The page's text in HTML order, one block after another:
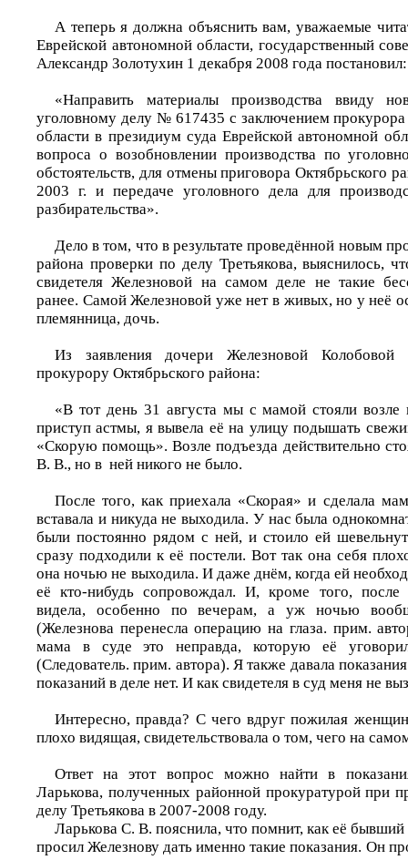
А теперь я должна объяснить вам, уважаемые
Еврейской автономной области, государственный
Александр Золотухин 1 декабря 2008 года постановил:
«Направить материалы производства ввиду
уголовному делу № 617435 с заключением
области в президиум суда Еврейской автономной
вопроса о возобновлении производства по
обстоятельств, для отмены приговора Октябрьского
2003 г. и передаче уголовного дела для
разбирательства».
Дело в том, что в результате проведённой новым
района проверки по делу Третьякова, выяснилось,
свидетеля Железновой на самом деле не такие
ранее. Самой Железновой уже нет в живых, но у неё
племянница, дочь.
Из заявления дочери Железновой Колобовой
прокурору Октябрьского района:
«В тот день 31 августа мы с мамой стояли
приступ астмы, я вывела её на улицу подышать
«Скорую помощь». Возле подъезда действительно
В. В., но в ней никого не было.
После того, как приехала «Скорая» и сделала
вставала и никуда не выходила. У нас была
были постоянно рядом с ней, и стоило ей
сразу подходили к её постели. Вот так она себя
она ночью не выходила. И даже днём, когда ей
её кто-нибудь сопровождал. И, кроме того,
видела, особенно по вечерам, а уж ночью
(Железнова перенесла операцию на глаза. прим.
мама в суде это неправда, которую её
(Следователь. прим. автора). Я также давала
показаний в деле нет. И как свидетеля в суд меня не
Интересно, правда? С чего вдруг пожилая
плохо видящая, свидетельствовала о том, чего на
Ответ на этот вопрос можно найти в
Ларькова, полученных районной прокуратурой при
делу Третьякова в 2007-2008 году.
Ларькова С. В. пояснила, что помнит, как её
просил Железнову дать именно такие показания. Он